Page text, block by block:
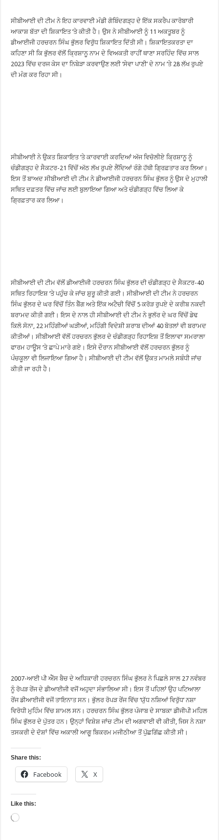
ਸੀਬੀਆਈ ਦੀ ਟੀਮ ਨੇ ਇਹ ਕਾਰਵਾਈ ਮੰਡੀ ਗੋਬਿੰਦਗੜ੍ਹ ਦੇ ਇੱਕ ਸਕਰੈਪ ਕਾਰੋਬਾਰੀ
ਆਕਾਸ਼ ਬੱਤਾ ਦੀ ਸ਼ਿਕਾਇਤ ’ਤੇ ਕੀਤੀ ਹੈ। ਉਸ ਨੇ ਸੀਬੀਆਈ ਨੂੰ 11 ਅਕਤੂਬਰ ਨੂੰ
ਡੀਆਈਜੀ ਹਰਚਰਨ ਸਿੰਘ ਭੁੱਲਰ ਵਿਰੁੱਧ ਸ਼ਿਕਾਇਤ ਦਿੱਤੀ ਸੀ। ਸ਼ਿਕਾਇਤਕਰਤਾ ਦਾ
ਕਹਿਣਾ ਸੀ ਕਿ ਭੁੱਲਰ ਵੱਲੋਂ ਕ੍ਰਿਸ਼ਾਨੂ ਨਾਮ ਦੇ ਵਿਅਕਤੀ ਰਾਹੀਂ ਥਾਣਾ ਸਰਹਿੰਦ ਵਿੱਚ ਸਾਲ
2023 ਵਿੱਚ ਦਰਜ ਕੇਸ ਦਾ ਨਿਬੇੜਾ ਕਰਵਾਉਣ ਲਈ ‘ਸੇਵਾ ਪਾਣੀ’ ਦੇ ਨਾਮ ’ਤੇ 28 ਲੱਖ ਰੁਪਏ
ਦੀ ਮੰਗ ਕਰ ਰਿਹਾ ਸੀ।
ਸੀਬੀਆਈ ਨੇ ਉਕਤ ਸ਼ਿਕਾਇਤ ’ਤੇ ਕਾਰਵਾਈ ਕਰਦਿਆਂ ਅੱਜ ਵਿਚੋਲੀਏ ਕ੍ਰਿਸ਼ਾਨੂ ਨੂੰ
ਚੰਡੀਗੜ੍ਹ ਦੇ ਸੈਕਟਰ-21 ਵਿੱਚੋਂ ਅੱਠ ਲੱਖ ਰੁਪਏ ਲੈਂਦਿਆਂ ਰੰਗੇ ਹੱਥੀ ਗ੍ਰਿਫ਼ਤਾਰ ਕਰ ਲਿਆ।
ਇਸ ਤੋਂ ਬਾਅਦ ਸੀਬੀਆਈ ਦੀ ਟੀਮ ਨੇ ਡੀਆਈਜੀ ਹਰਚਰਨ ਸਿੰਘ ਭੁੱਲਰ ਨੂੰ ਉਸ ਦੇ ਮੁਹਾਲੀ
ਸਥਿਤ ਦਫ਼ਤਰ ਵਿੱਚ ਜਾਂਚ ਲਈ ਬੁਲਾਇਆ ਗਿਆ ਅਤੇ ਚੰਡੀਗੜ੍ਹ ਵਿੱਚ ਲਿਆ ਕੇ
ਗ੍ਰਿਫ਼ਤਾਰ ਕਰ ਲਿਆ।
ਸੀਬੀਆਈ ਦੀ ਟੀਮ ਵੱਲੋਂ ਡੀਆਈਜੀ ਹਰਚਰਨ ਸਿੰਘ ਭੁੱਲਰ ਦੀ ਚੰਡੀਗੜ੍ਹ ਦੇ ਸੈਕਟਰ-40
ਸਥਿਤ ਰਿਹਾਇਸ਼ ’ਤੇ ਪਹੁੰਚ ਕੇ ਜਾਂਚ ਸ਼ੁਰੂ ਕੀਤੀ ਗਈ। ਸੀਬੀਆਈ ਦੀ ਟੀਮ ਨੇ ਹਰਚਰਨ
ਸਿੰਘ ਭੁੱਲਰ ਦੇ ਘਰ ਵਿੱਚੋਂ ਤਿੰਨ ਬੈੱਗ ਅਤੇ ਇੱਕ ਅਟੈਚੀ ਵਿੱਚੋਂ 5 ਕਰੋੜ ਰੁਪਏ ਦੇ ਕਰੀਬ ਨਕਦੀ
ਬਰਾਮਦ ਕੀਤੀ ਗਈ। ਇਸ ਦੇ ਨਾਲ ਹੀ ਸੀਬੀਆਈ ਦੀ ਟੀਮ ਨੇ ਭੁਲੱਰ ਦੇ ਘਰ ਵਿੱਚੋਂ ਡੇਢ
ਕਿਲੋ ਸੋਨਾ, 22 ਮਹਿੰਗੀਆਂ ਘੜੀਆਂ, ਮਹਿੰਗੀ ਵਿਦੇਸ਼ੀ ਸ਼ਰਾਬ ਦੀਆਂ 40 ਬੋਤਲਾਂ ਵੀ ਬਰਾਮਦ
ਕੀਤੀਆਂ। ਸੀਬੀਆਈ ਵੱਲੋਂ ਹਰਚਰਨ ਭੁੱਲਰ ਦੇ ਚੰਡੀਗੜ੍ਹ ਰਿਹਾਇਸ਼ ਤੋਂ ਇਲਾਵਾ ਸਮਰਾਲਾ
ਫਾਰਮ ਹਾਊਸ ’ਤੇ ਛਾਪੇ ਮਾਰੇ ਗਏ। ਇਸੇ ਦੌਰਾਨ ਸੀਬੀਆਈ ਵੱਲੋਂ ਹਰਚਰਨ ਭੁੱਲਰ ਨੂੰ
ਪੰਚਕੂਲਾ ਵੀ ਲਿਜਾਇਆ ਗਿਆ ਹੈ। ਸੀਬੀਆਈ ਦੀ ਟੀਮ ਵੱਲੋਂ ਉਕਤ ਮਾਮਲੇ ਸਬੰਧੀ ਜਾਂਚ
ਕੀਤੀ ਜਾ ਰਹੀ ਹੈ।
2007-ਆਈ ਪੀ ਐੱਸ ਬੈਚ ਦੇ ਅਧਿਕਾਰੀ ਹਰਚਰਨ ਸਿੰਘ ਭੁੱਲਰ ਨੇ ਪਿਛਲੇ ਸਾਲ 27 ਨਵੰਬਰ
ਨੂੰ ਰੋਪੜ ਰੇਂਜ ਦੇ ਡੀਆਈਜੀ ਵਜੋਂ ਅਹੁਦਾ ਸੰਭਾਲਿਆ ਸੀ। ਇਸ ਤੋਂ ਪਹਿਲਾਂ ਉਹ ਪਟਿਆਲਾ
ਰੇਂਜ ਡੀਆਈਜੀ ਵਜੋਂ ਤਾਇਨਾਤ ਸਨ। ਭੁੱਲਰ ਰੋਪੜ ਰੇਂਜ ਵਿੱਚ ‘ਯੁੱਧ ਨਸ਼ਿਆਂ ਵਿਰੁੱਧ’ ਨਸ਼ਾ
ਵਿਰੋਧੀ ਮੁਹਿੰਮ ਵਿੱਚ ਸ਼ਾਮਲ ਸਨ। ਹਰਚਰਨ ਸਿੰਘ ਭੁੱਲਰ ਪੰਜਾਬ ਦੇ ਸਾਬਕਾ ਡੀਜੀਪੀ ਮਹਿਲ
ਸਿੰਘ ਭੁੱਲਰ ਦੇ ਪੁੱਤਰ ਹਨ। ਉਨ੍ਹਾਂ ਵਿਸ਼ੇਸ਼ ਜਾਂਚ ਟੀਮ ਦੀ ਅਗਵਾਈ ਵੀ ਕੀਤੀ, ਜਿਸ ਨੇ ਨਸ਼ਾ
ਤਸਕਰੀ ਦੇ ਦੋਸ਼ਾਂ ਵਿੱਚ ਅਕਾਲੀ ਆਗੂ ਬਿਕਰਮ ਮਜੀਠੀਆ ਤੋਂ ਪੁੱਛਗਿੱਛ ਕੀਤੀ ਸੀ।
Share this:
Facebook X
Like this:
Loading…